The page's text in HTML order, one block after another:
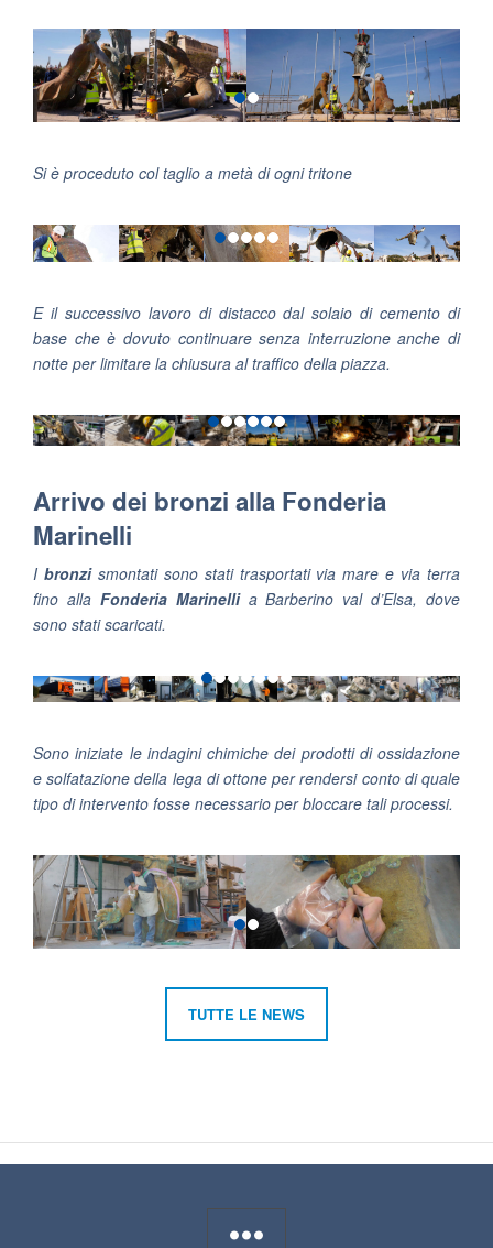
Si è proceduto col taglio a metà di ogni tritone
E il successivo lavoro di distacco dal solaio di cemento di
base che è dovuto continuare senza interruzione anche di
notte per limitare la chiusura al traffico della piazza.
Arrivo dei bronzi alla Fonderia
Marinelli
I bronzismontati sono stati trasportati via mare e via terra
fino alla Fonderia Marinellia Barberino val d’Elsa, dove
sono stati scaricati.
Sono iniziate le indagini chimiche dei prodotti di ossidazione
e solfatazione della lega di ottone per rendersi conto di quale
tipo di intervento fosse necessario per bloccare tali processi.
TUTTE LE NEWS